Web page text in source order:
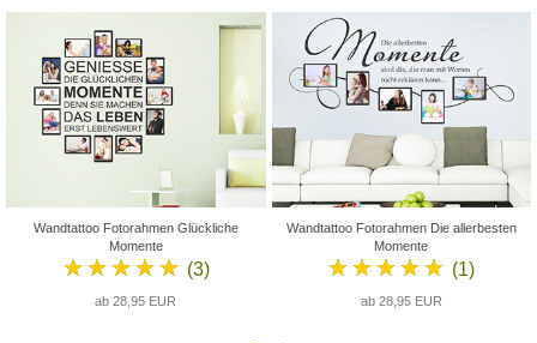
Wandtattoo Fotorahmen Glückliche
Momente
★★★★★ (3)
ab 28,95 EUR
Wandtattoo Fotorahmen Die allerbesten
Momente
★★★★★ (1)
ab 28,95 EUR